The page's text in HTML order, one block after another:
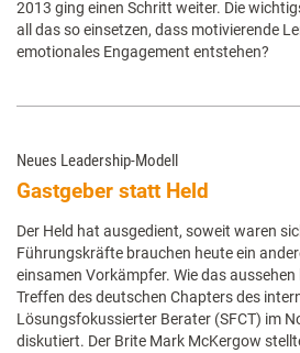
2013 ging einen Schritt weiter. Die
all das so einsetzen, dass motivierende
emotionales Engagement entstehen?
Neues Leadership-Modell
Gastgeber statt Held
Der Held hat ausgedient, soweit waren
Führungskräfte brauchen heute ein
einsamen Vorkämpfer. Wie das
Treffen des deutschen Chapters des
Lösungsfokussierter Berater (SFCT) im
diskutiert. Der Brite Mark McKergow